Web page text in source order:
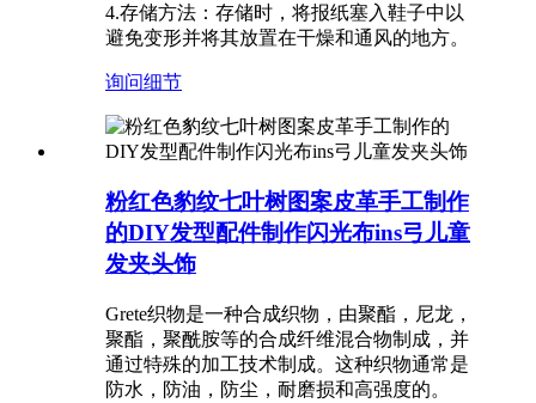
4.存储方法：存储时，将报纸塞入鞋子中以
避免变形并将其放置在干燥和通风的地方。
询问细节
粉红色豹纹七叶树图案皮革手工制作
的DIY发型配件制作闪光布ins弓儿童
发夹头饰
Grete织物是一种合成织物，由聚酯，尼龙，
聚酯，聚酰胺等的合成纤维混合物制成，并
通过特殊的加工技术制成。这种织物通常是
防水，防油，防尘，耐磨损和高强度的。